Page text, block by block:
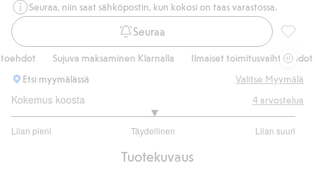
Seuraa, niin saat sähköpostin, kun kokosi on taas varastossa.
Seuraa
Sujuva maksaminen Klarnalla
Ilmaiset toimitusvaihtoehdot
Etsi myymälässä
Valitse Myymälä
Kokemus koosta
Liian pieni Täydellinen Liian suuri
/
4arvostelua
Tuotekuvaus